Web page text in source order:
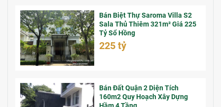
Bán Biệt Thự Saroma Villa S2
Sala Thủ Thiêm 321m² Giá 225
Tỷ Sổ Hồng
225 tỷ
Bán Đất Quận 2 Diện Tích
160m2 Quy Hoạch Xây Dựng